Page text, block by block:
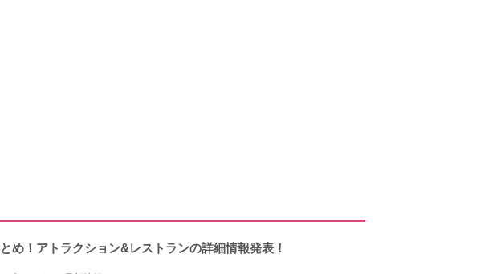
め！アトラクション&レストランの詳細情報発表！